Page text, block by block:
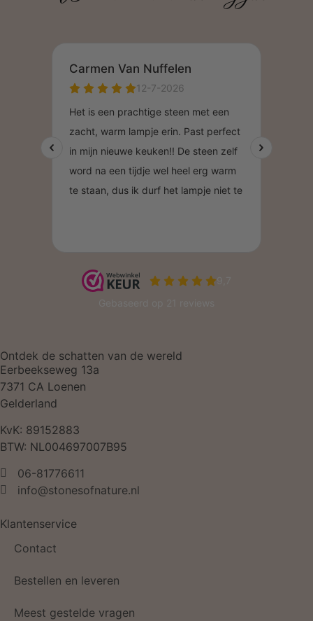
Ontdek de schatten van de wereld
Eerbeekseweg 13a
7371 CA Loenen
Gelderland
KvK: 89152883
BTW: NL004697007B95
06-81776611
info@stonesofnature.nl
Klantenservice
Contact
Bestellen en leveren
Meest gestelde vragen